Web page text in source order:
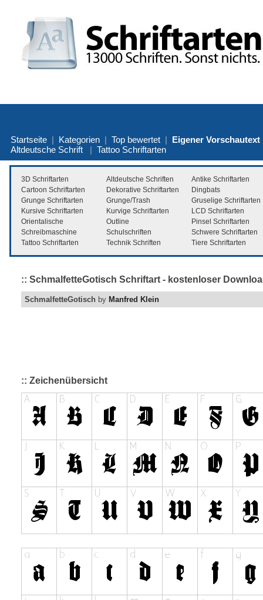
Startseite | Kategorien | Top bewertet | Eigener Vorschautext
Altdeutsche Schrift | Tattoo Schriftarten
3D Schriftarten Altdeutsche Schriften
Antike Schriftarten
Cartoon Schriftarten
Dekorative Schriftarten
Dingbats
Grunge Schriftarten
Grunge/Trash
Gruselige Schriftarten
Kursive Schriftarten
Kurvige Schriftarten
LCD Schriftarten
Orientalische
Outline
Pinsel Schriftarten
Schreibmaschine
Schulschriften
Schwere Schriftarten
Tattoo Schriftarten
Technik Schriften Tiere Schriftarten
:: SchmalfetteGotisch Schriftart - kostenloser
SchmalfetteGotisch by Manfred Klein
:: Zeichenübersicht